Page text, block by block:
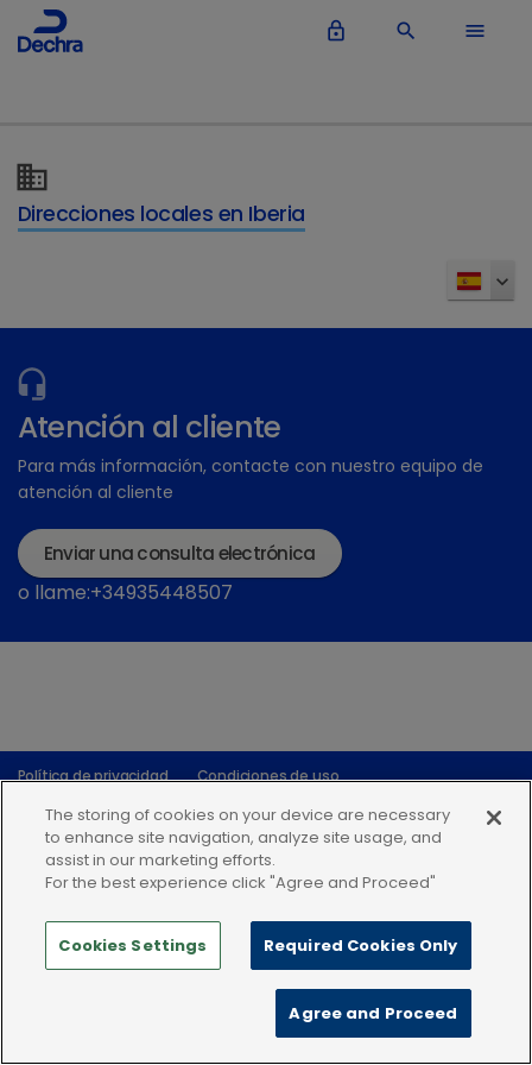
lock_outline search menu
Direcciones locales en Iberia
Atención al cliente
Para más información, contacte con nuestro equipo de
atención al cliente
Enviar una consulta electrónica
o llame:+34935448507
Política de privacidad
Condiciones de uso
Política de Cookies
The storing of cookies on your device are necessary
to enhance site navigation, analyze site usage, and
assist in our marketing efforts.
For the best experience click "Agree and Proceed"
Cookies Settings Required Cookies Only
Agree and Proceed